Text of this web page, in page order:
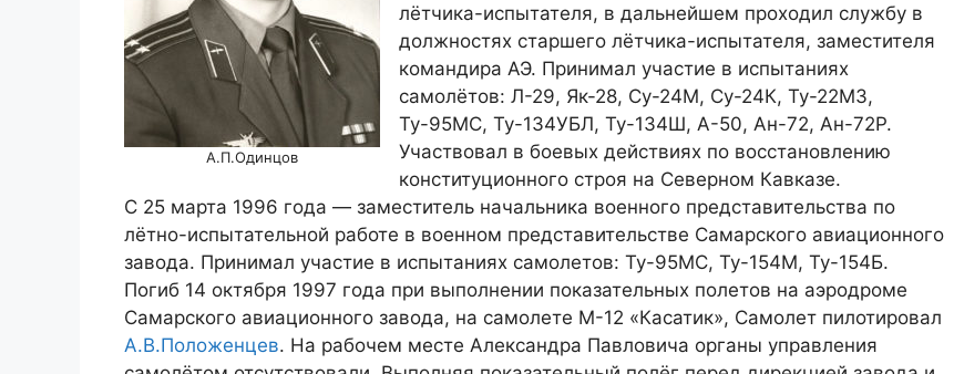
А.П.Одинцов
лётчика-испытателя, в дальнейшем проходил службу в
должностях старшего лётчика-испытателя, заместителя
командира АЭ. Принимал участие в испытаниях
самолётов: Л-29, Як-28, Су-24М, Су-24К, Ту-22М3,
Ту-95МС, Ту-1З4УБЛ, Ту-134Ш, А-50, Ан-72, Ан-72Р.
Участвовал в боевых действиях по восстановлению
конституционного строя на Северном Кавказе.
С 25 марта 1996 года — заместитель начальника военного представительства по
лётно-испытательной работе в военном представительстве Самарского авиационного
завода. Принимал участие в испытаниях самолетов: Ту-95МС, Ту-154М, Ту-154Б.
Погиб 14 октября 1997 года при выполнении показательных полетов на аэродроме
Самарского авиационного завода, на самолете М-12 «Касатик», Самолет пилотировал
А.В.Положенцев. На рабочем месте Александра Павловича органы управления